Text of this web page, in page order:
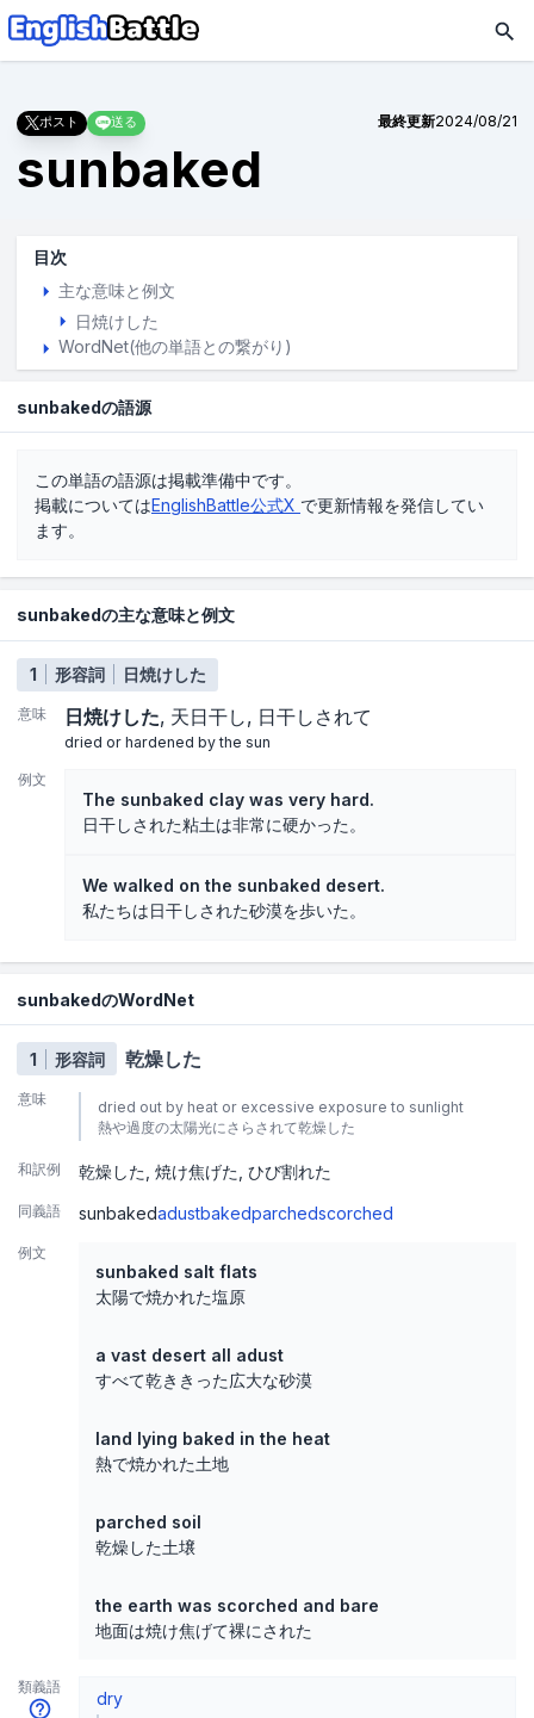
ポスト 送る 最終更新2024/08/21
sunbaked
目次
主な意味と例文
日焼けした
WordNet(他の単語との繋がり)
sunbakedの語源
この単語の語源は掲載準備中です。
掲載についてはEnglishBattle公式X で更新情報を発信してい
ます。
sunbakedの主な意味と例文
1 形容詞 日焼けした
意味 日焼けした 天日干し 日干しされて
dried or hardened by the sun
例文
The sunbaked clay was very hard.
日干しされた粘土は非常に硬かった。
We walked on the sunbaked desert.
私たちは日干しされた砂漠を歩いた。
sunbakedのWordNet
1 形容詞 乾燥した
意味
dried out by heat or excessive exposure to sunlight
熱や過度の太陽光にさらされて乾燥した
和訳例 乾燥した 焼け焦げた ひび割れた
同義語 sunbakedadustbakedparchedscorched
例文
sunbaked salt flats
太陽で焼かれた塩原
a vast desert all adust
すべて乾ききった広大な砂漠
land lying baked in the heat
熱で焼かれた土地
parched soil
乾燥した土壌
the earth was scorched and bare
地面は焼け焦げて裸にされた
類義語
dry